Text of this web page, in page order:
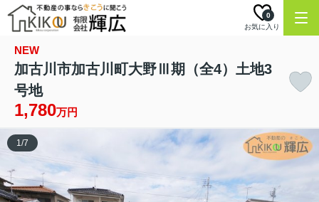
お気に入り
0
NEW
加古川市加古川町大野Ⅲ期（全4）土地3
号地
1,780万円
1/7